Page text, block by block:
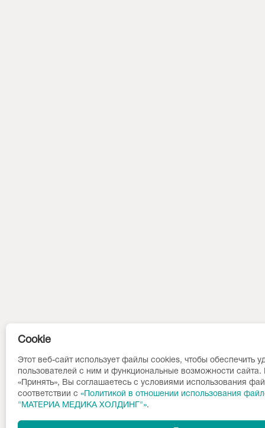
Cookie
Этот веб-сайт использует файлы cookies, чтобы обеспечить
пользователей с ним и функциональные возможности
«Принять», Вы соглашаетесь с условиями использования
соответствии c «Политикой в отношении использования
"МАТЕРИА МЕДИКА ХОЛДИНГ"».